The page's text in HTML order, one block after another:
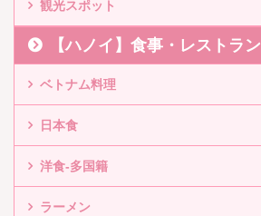
観光スポット
【ハノイ】食事・レストラン
ベトナム料理
日本食
洋食-多国籍
ラーメン